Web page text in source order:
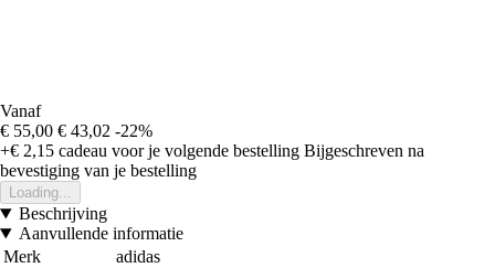
Vanaf
€ 55,00 € 43,02 -22%
+€ 2,15 cadeau voor je volgende bestelling Bijgeschreven na
bevestiging van je bestelling
Loading...
Beschrijving
Aanvullende informatie
Merk
adidas